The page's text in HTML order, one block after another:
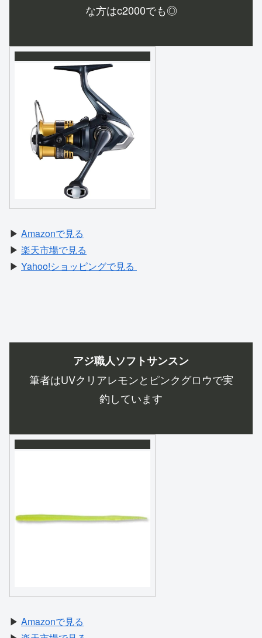
な方はc2000でも◎
▶ Amazonで見る
▶ 楽天市場で見る
▶ Yahoo!ショッピングで見る
アジ職人ソフトサンスン
筆者はUVクリアレモンとピンクグロウで実
釣しています
▶ Amazonで見る